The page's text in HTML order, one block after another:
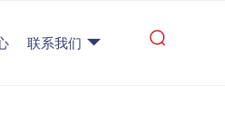
联系我们